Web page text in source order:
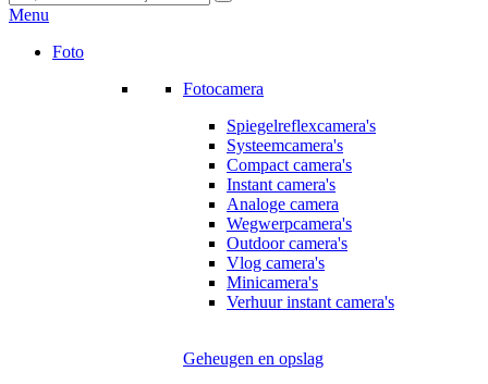
Menu
Foto
Fotocamera
Spiegelreflexcamera's
Systeemcamera's
Compact camera's
Instant camera's
Analoge camera
Wegwerpcamera's
Outdoor camera's
Vlog camera's
Minicamera's
Verhuur instant camera's
Geheugen en opslag